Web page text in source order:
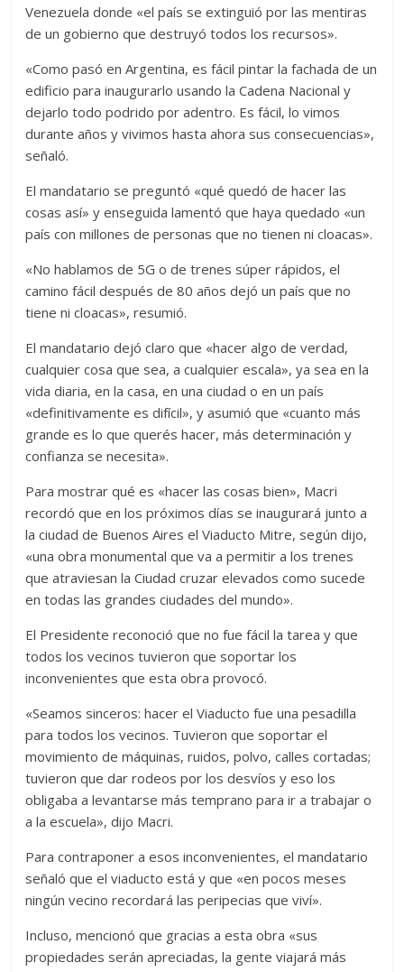
Venezuela donde «el país se extinguió por las mentiras
de un gobierno que destruyó todos los recursos».
«Como pasó en Argentina, es fácil pintar la fachada de un
edificio para inaugurarlo usando la Cadena Nacional y
dejarlo todo podrido por adentro. Es fácil, lo vimos
durante años y vivimos hasta ahora sus consecuencias»,
señaló.
El mandatario se preguntó «qué quedó de hacer las
cosas así» y enseguida lamentó que haya quedado «un
país con millones de personas que no tienen ni cloacas».
«No hablamos de 5G o de trenes súper rápidos, el
camino fácil después de 80 años dejó un país que no
tiene ni cloacas», resumió.
El mandatario dejó claro que «hacer algo de verdad,
cualquier cosa que sea, a cualquier escala», ya sea en la
vida diaria, en la casa, en una ciudad o en un país
«definitivamente es difícil», y asumió que «cuanto más
grande es lo que querés hacer, más determinación y
confianza se necesita».
Para mostrar qué es «hacer las cosas bien», Macri
recordó que en los próximos días se inaugurará junto a
la ciudad de Buenos Aires el Viaducto Mitre, según dijo,
«una obra monumental que va a permitir a los trenes
que atraviesan la Ciudad cruzar elevados como sucede
en todas las grandes ciudades del mundo».
El Presidente reconoció que no fue fácil la tarea y que
todos los vecinos tuvieron que soportar los
inconvenientes que esta obra provocó.
«Seamos sinceros: hacer el Viaducto fue una pesadilla
para todos los vecinos. Tuvieron que soportar el
movimiento de máquinas, ruidos, polvo, calles cortadas;
tuvieron que dar rodeos por los desvíos y eso los
obligaba a levantarse más temprano para ir a trabajar o
a la escuela», dijo Macri.
Para contraponer a esos inconvenientes, el mandatario
señaló que el viaducto está y que «en pocos meses
ningún vecino recordará las peripecias que viví».
Incluso, mencionó que gracias a esta obra «sus
propiedades serán apreciadas, la gente viajará más